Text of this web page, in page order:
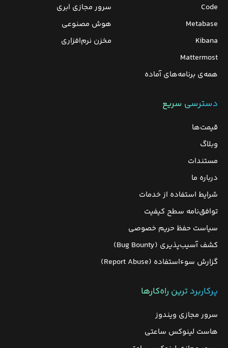
Code
Metabase
Kibana
Mattermost
همه‌ی برنامه‌های آماده
سرور مجازی ابری
هوش مصنوعی
مخزن نرم‌افزاری
دسترسی سریع
قیمت‌ها
وبلاگ
مستندات
درباره ما
شرایط استفاده از خدمات
توافق‌نامه سطح کیفیت
سیاست حفظ حریم خصوصی
کشف آسیب‌پذیری (Bug Bounty)
گزارش سوءاستفاده (Report Abuse)
پرکاربرد ترین راه‌کارها
سرور مجازی ویندوز
هاست لینوکس ساعتی